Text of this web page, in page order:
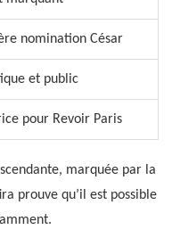
nomination César
et public
pour Revoir Paris
marquée par la
prouve qu’il est possible